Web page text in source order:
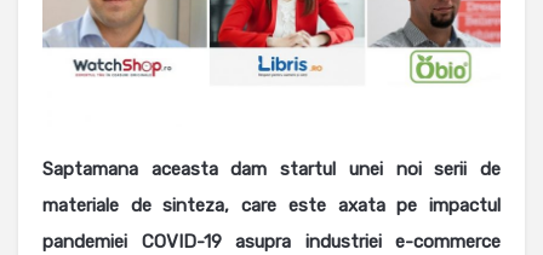
Saptamana aceasta dam startul unei noi serii de
materiale de sinteza, care este axata pe impactul
pandemiei COVID-19 asupra industriei e-commerce